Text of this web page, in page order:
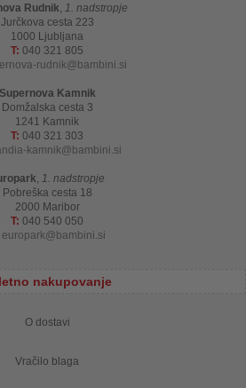
Rudnik, 1. nadstropje
Jurčkova cesta 223
1000 Ljubljana
T: 040 321 805
rudnik bambini.si
Supernova Kamnik
Domžalska cesta 3
1241 Kamnik
T: 040 321 303
kamnik bambini.si
, 1. nadstropje
Pobreška cesta 18
2000 Maribor
T: 040 540 050
europark bambini.si
nakupovanje
O dostavi
Vračilo blaga